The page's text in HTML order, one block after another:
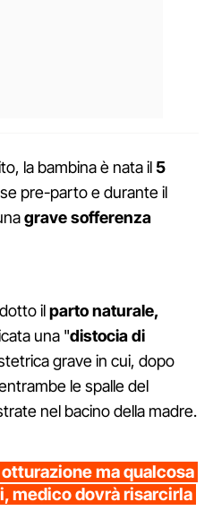
la bambina è nata il 5
pre-parto e durante il
grave sofferenza
ilparto naturale,
una "distocia di
grave in cui, dopo
le spalle del
nel bacino della madre.
ma qualcosa
medico dovrà risarcirla